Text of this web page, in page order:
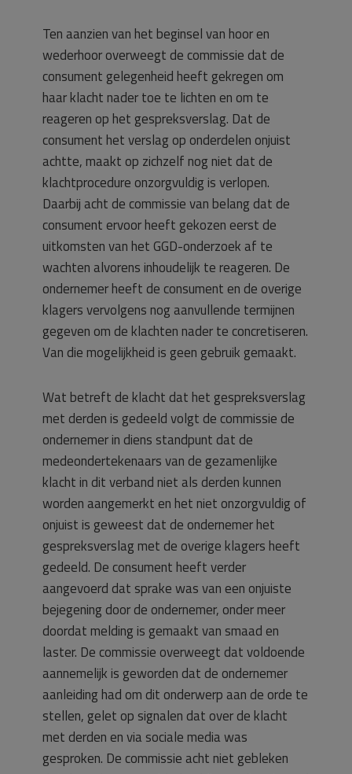
Ten aanzien van het beginsel van hoor en
wederhoor overweegt de commissie dat de
consument gelegenheid heeft gekregen om
haar klacht nader toe te lichten en om te
reageren op het gespreksverslag. Dat de
consument het verslag op onderdelen onjuist
achtte, maakt op zichzelf nog niet dat de
klachtprocedure onzorgvuldig is verlopen.
Daarbij acht de commissie van belang dat de
consument ervoor heeft gekozen eerst de
uitkomsten van het GGD-onderzoek af te
wachten alvorens inhoudelijk te reageren. De
ondernemer heeft de consument en de overige
klagers vervolgens nog aanvullende termijnen
gegeven om de klachten nader te concretiseren.
Van die mogelijkheid is geen gebruik gemaakt.
Wat betreft de klacht dat het gespreksverslag
met derden is gedeeld volgt de commissie de
ondernemer in diens standpunt dat de
medeondertekenaars van de gezamenlijke
klacht in dit verband niet als derden kunnen
worden aangemerkt en het niet onzorgvuldig of
onjuist is geweest dat de ondernemer het
gespreksverslag met de overige klagers heeft
gedeeld. De consument heeft verder
aangevoerd dat sprake was van een onjuiste
bejegening door de ondernemer, onder meer
doordat melding is gemaakt van smaad en
laster. De commissie overweegt dat voldoende
aannemelijk is geworden dat de ondernemer
aanleiding had om dit onderwerp aan de orde te
stellen, gelet op signalen dat over de klacht
met derden en via sociale media was
gesproken. De commissie acht niet gebleken